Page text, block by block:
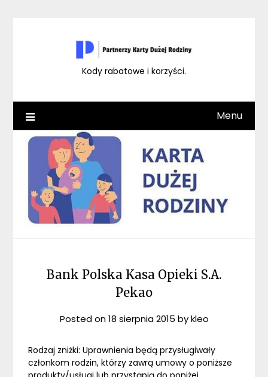
Kody rabatowe i korzyści.
Menu
Bank Polska Kasa Opieki S.A.
Pekao
Posted on18 sierpnia 2015 bykleo
Rodzaj zniżki: Uprawnienia będą przysługiwały
członkom rodzin, którzy zawrą umowy o poniższe